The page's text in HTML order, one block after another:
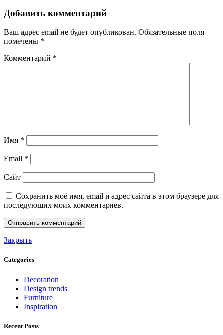
Добавить комментарий
Ваш адрес email не будет опубликован. Обязательные поля
помечены *
Комментарий *
Имя *
Email *
Сайт
Сохранить моё имя, email и адрес сайта в этом браузере для
последующих моих комментариев.
Закрыть
Categories
Decoration
Design trends
Furniture
Inspiration
Recent Posts